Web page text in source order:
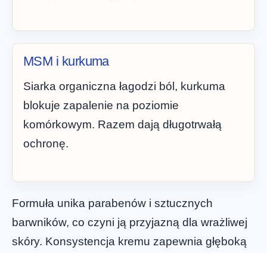
MSM i kurkuma
Siarka organiczna łagodzi ból, kurkuma
blokuje zapalenie na poziomie
komórkowym. Razem dają długotrwałą
ochronę.
Formuła unika parabenów i sztucznych
barwników, co czyni ją przyjazną dla wrażliwej
skóry. Konsystencja kremu zapewnia głęboką